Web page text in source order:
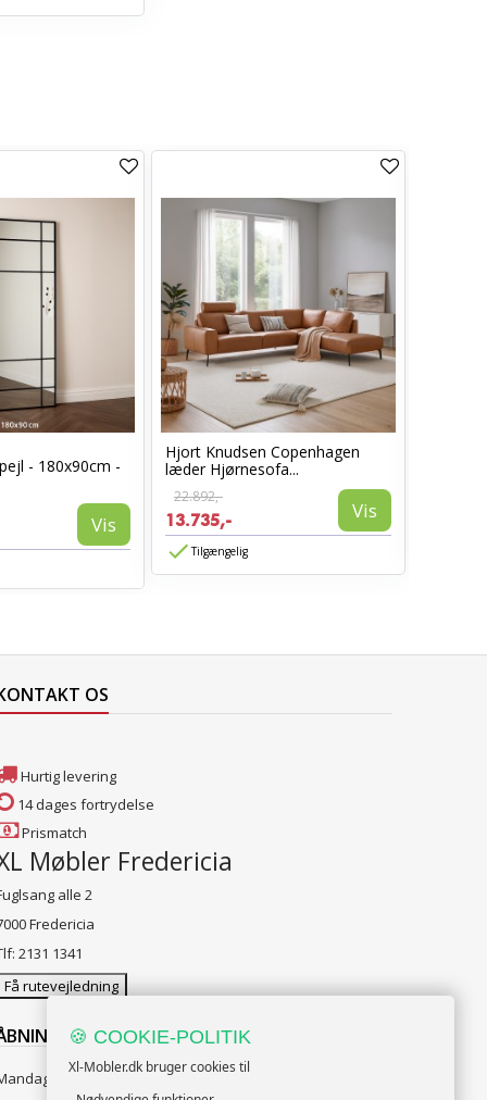
- 180x90cm -
Vis
Hjort Knudsen Copenhagen
læder Hjørnesofa...
22.892,-
13.735,- Vis
Tilgængelig
OS
Hurtig levering
14 dages fortrydelse
Prismatch
Møbler Fredericia
alle 2
Fredericia
2131 1341
Få rutevejledning
til Fredag 10:00 til 18:00
🍪 COOKIE-POLITIK
Xl-Mobler.dk bruger cookies til